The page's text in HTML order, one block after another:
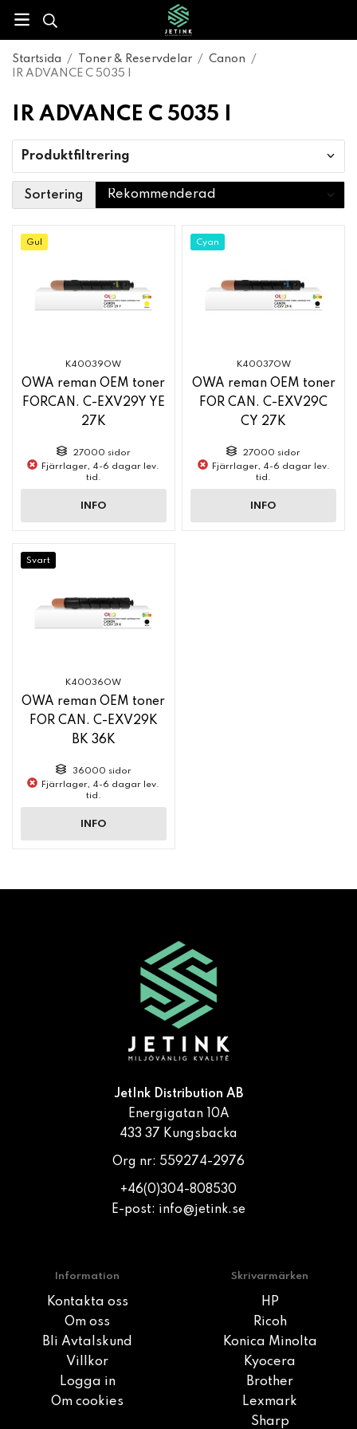
Startsida / Toner & Reservdelar / Canon
/
IR ADVANCE C 5035 I
IR ADVANCE C 5035 I
Produktfiltrering
Sortering
Gul
K40039OW
OWA reman OEM toner
FORCAN. C-EXV29Y YE
27K
27000 sidor
Fjärrlager, 4-6 dagar lev.
tid.
INFO
Cyan
K40037OW
OWA reman OEM toner
FOR CAN. C-EXV29C
CY 27K
27000 sidor
Fjärrlager, 4-6 dagar lev.
tid.
INFO
Svart
K40036OW
OWA reman OEM toner
FOR CAN. C-EXV29K
BK 36K
36000 sidor
Fjärrlager, 4-6 dagar lev.
tid.
INFO
JetInk Distribution AB
Energigatan 10A
433 37 Kungsbacka
Org nr: 559274-2976
+46(0)304-808530
E-post: info@jetink.se
Information
Kontakta oss
Om oss
Bli Avtalskund
Villkor
Logga in
Om cookies
Skrivarmärken
HP
Ricoh
Konica Minolta
Kyocera
Brother
Lexmark
Sharp